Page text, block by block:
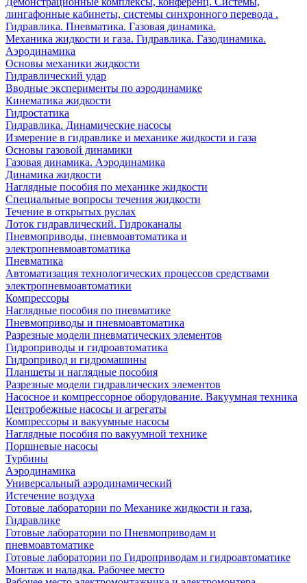
лингафонные кабинеты, системы синхронного перевода .
Гидравлика. Пневматика. Газовая динамика.
Механика жидкости и газа. Гидравлика. Газодинамика.
Аэродинамика
Основы механики жидкости
Гидравлический удар
Вводные эксперименты по аэродинамике
Кинематика жидкости
Гидростатика
Гидравлика. Динамические насосы
Измерение в гидравлике и механике жидкости и газа
Основы газовой динамики
Газовая динамика. Аэродинамика
Динамика жидкости
Наглядные пособия по механике жидкости
Специальные вопросы течения жидкости
Течение в открытых руслах
Лоток гидравлический. Гидроканалы
Пневмоприводы, пневмоавтоматика и
электропневмоавтоматика
Пневматика
Автоматизация технологических процессов средствами
электропневмоавтоматики
Компрессоры
Наглядные пособия по пневматике
Пневмоприводы и пневмоавтоматика
Разрезные модели пневматических элементов
Гидроприводы и гидроавтоматика
Гидропривод и гидромашины
Планшеты и наглядные пособия
Разрезные модели гидравлических элементов
Насосное и компрессорное оборудование. Вакуумная техника
Центробежные насосы и агрегаты
Компрессоры и вакуумные насосы
Наглядные пособия по вакуумной технике
Поршневые насосы
Турбины
Аэродинамика
Универсальный аэродинамический
Истечение воздуха
Готовые лаборатории по Механике жидкости и газа,
Гидравлике
Готовые лаборатории по Пневмоприводам и
пневмоавтоматике
Готовые лаборатории по Гидроприводам и гидроавтоматике
Монтаж и наладка. Рабочее место